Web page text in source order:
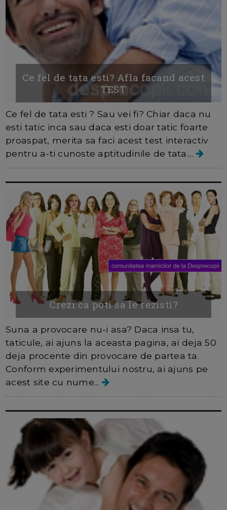
Ce fel de tata esti? Afla facand acest
TEST
Ce fel de tata esti ? Sau vei fi? Chiar daca nu
esti tatic inca sau daca esti doar tatic foarte
proaspat, merita sa faci acest test interactiv
pentru a-ti cunoste aptitudinile de tata....
Crezi ca poti sa le rezisti?
Suna a provocare nu-i asa? Daca insa tu,
taticule, ai ajuns la aceasta pagina, ai deja 50
deja procente din provocare de partea ta.
Conform experimentului nostru, ai ajuns pe
acest site cu nume...